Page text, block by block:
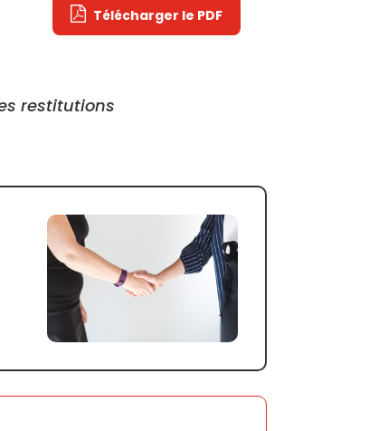
Télécharger le PDF
restitutions